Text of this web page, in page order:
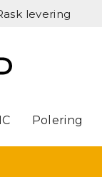
levering
Polering